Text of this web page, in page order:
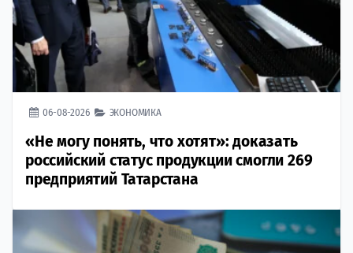
06-08-2026 ЭКОНОМИКА
«Не могу понять, что хотят»: доказать
российский статус продукции смогли 269
предприятий Татарстана